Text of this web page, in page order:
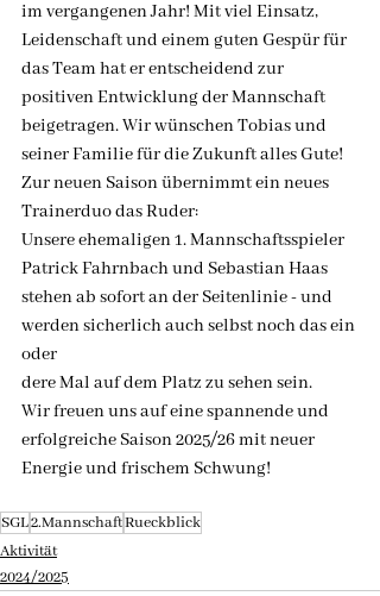
im vergangenen Jahr! Mit viel Einsatz,
Leidenschaft und einem guten Gespür für
das Team hat er entscheidend zur
positiven Entwicklung der Mannschaft
beigetragen. Wir wünschen Tobias und
seiner Familie für die Zukunft alles Gute!
Zur neuen Saison übernimmt ein neues
Trainerduo das Ruder:
Unsere ehemaligen 1. Mannschaftsspieler
Patrick Fahrnbach und Sebastian Haas
stehen ab sofort an der Seitenlinie - und
werden sicherlich auch selbst noch das ein
oder
dere Mal auf dem Platz zu sehen sein.
Wir freuen uns auf eine spannende und
erfolgreiche Saison 2025/26 mit neuer
Energie und frischem Schwung!
SGL2.MannschaftRueckblick
Aktivität
2024/2025